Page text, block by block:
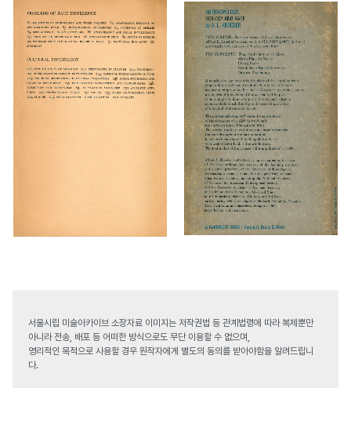
서울시립 미술아카이브 소장자료 이미지는 저작권법 등 관계법령에 따라 복제뿐만
아니라 전송, 배포 등 어떠한 방식으로도 무단 이용할 수 없으며,
영리적인 목적으로 사용할 경우 원작자에게 별도의 동의를 받아야함을 알려드립니
다.